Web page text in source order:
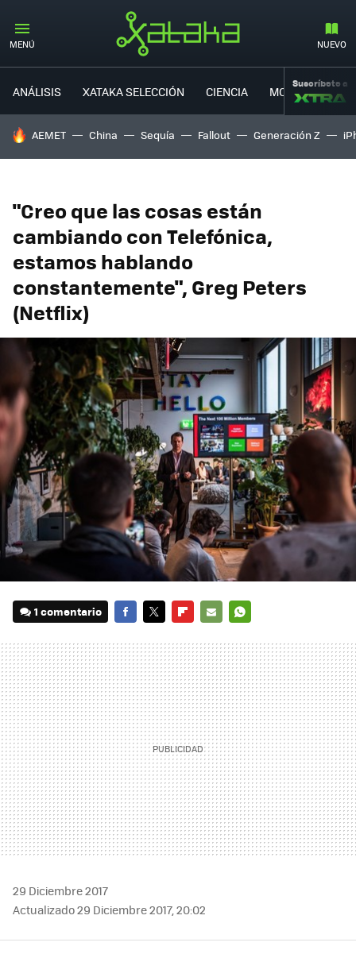
MENÚ NUEVO
ANÁLISIS XATAKA SELECCIÓN CIENCIA MOVILIDAD
Suscríbete a
HOY SE HABLA DE
AEMET China Sequía Fallout Generación Z
"Creo que las cosas están
cambiando con Telefónica,
estamos hablando
constantemente", Greg Peters
(Netflix)
1 comentario
MAIL
29 Diciembre 2017
Actualizado 29 Diciembre 2017, 20:02